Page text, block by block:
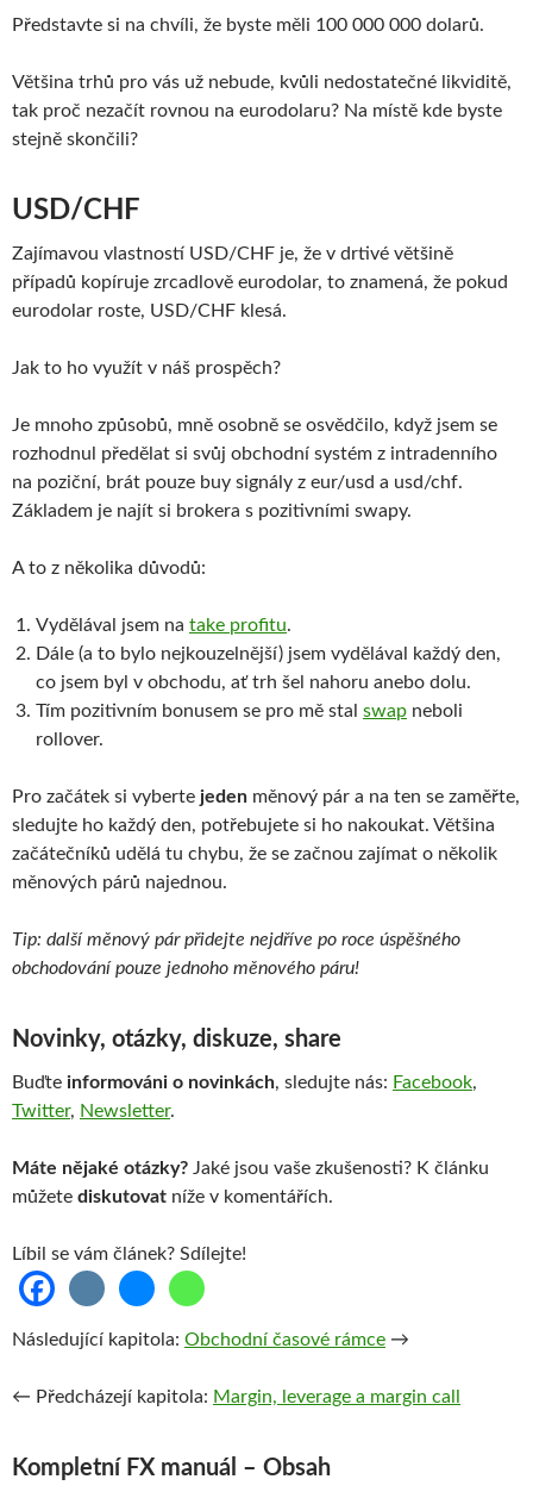
Představte si na chvíli, že byste měli 100 000 000 dolarů.
Většina trhů pro vás už nebude, kvůli nedostatečné likviditě,
tak proč nezačít rovnou na eurodolaru? Na místě kde byste
stejně skončili?
USD/CHF
Zajímavou vlastností USD/CHF je, že v drtivé většině
případů kopíruje zrcadlově eurodolar, to znamená, že pokud
eurodolar roste, USD/CHF klesá.
Jak to ho využít v náš prospěch?
Je mnoho způsobů, mně osobně se osvědčilo, když jsem se
rozhodnul předělat si svůj obchodní systém z intradenního
na poziční, brát pouze buy signály z eur/usd a usd/chf.
Základem je najít si brokera s pozitivními swapy.
A to z několika důvodů:
Vydělával jsem na take profitu.
Dále (a to bylo nejkouzelnější) jsem vydělával každý den,
co jsem byl v obchodu, ať trh šel nahoru anebo dolu.
Tím pozitivním bonusem se pro mě stal swap neboli
rollover.
Pro začátek si vyberte jeden měnový pár a na ten se zaměřte,
sledujte ho každý den, potřebujete si ho nakoukat. Většina
začátečníků udělá tu chybu, že se začnou zajímat o několik
měnových párů najednou.
Tip: další měnový pár přidejte nejdříve po roce úspěšného
obchodování pouze jednoho měnového páru!
Novinky, otázky, diskuze, share
Buďte informováni o novinkách, sledujte nás: Facebook,
Twitter, Newsletter.
Máte nějaké otázky? Jaké jsou vaše zkušenosti? K článku
můžete diskutovat níže v komentářích.
Líbil se vám článek? Sdílejte!
Následující kapitola: Obchodní časové rámce →
← Předcházejí kapitola: Margin, leverage a margin call
Kompletní FX manuál – Obsah